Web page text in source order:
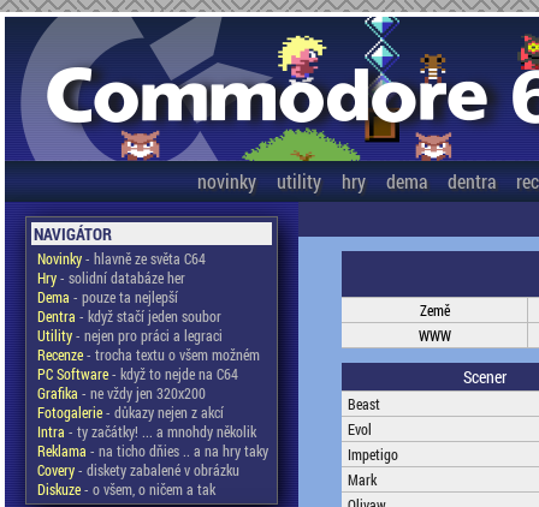
novinky utility hry dema dentra
NAVIGÁTOR
Novinky- hlavně ze světa C64
Hry- solidní databáze her
Dema - pouze ta nejlepší
Dentra - když stačí jeden soubor
Utility- nejen pro práci a legraci
Recenze- trocha textu o všem možném
PC Software- když to nejde na C64
Grafika - ne vždy jen 320x200
Fotogalerie- důkazy nejen z akcí
Intra - ty začátky! ... a mnohdy několik
Reklama - na ticho dňies .. a na hry taky
Covery- diskety zabalené v obrázku
Diskuze- o všem, o ničem a tak
Země
WWW
Scener
Beast
Evol
Impetigo
Mark